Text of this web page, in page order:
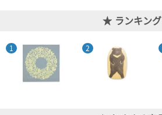
ランキング